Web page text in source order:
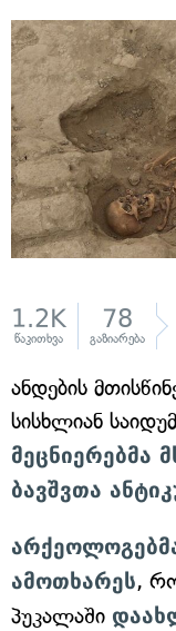
1.2K
წაკითხვა
78
გაზიარება
ანდების
სისხლიან
მეცნიერებმა
ბავშვთა
ამოთხარეს,
პუკალაში